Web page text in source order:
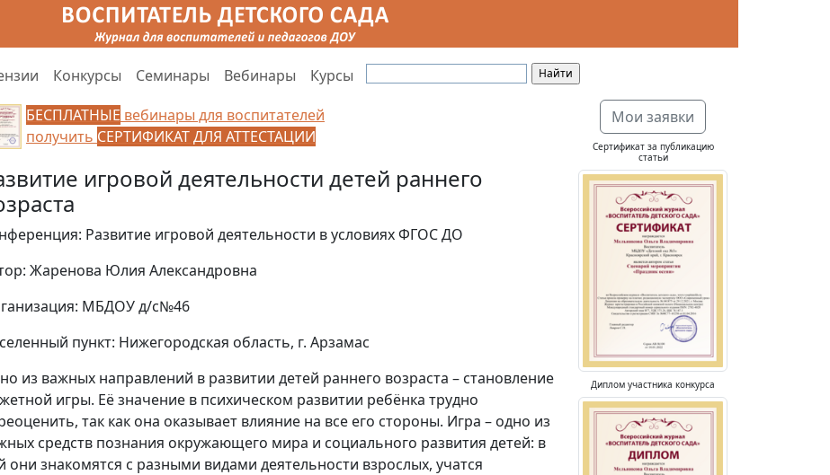
Конкурсы Семинары Вебинары Курсы
БЕСПЛАТНЫЕ вебинары для воспитателей
получить СЕРТИФИКАТ ДЛЯ АТТЕСТАЦИИ
игровой деятельности детей раннего
Развитие игровой деятельности в условиях ФГОС ДО
Жаренова Юлия Александровна
МБДОУ д/с№46
пункт: Нижегородская область, г. Арзамас
из важных направлений в развитии детей раннего возраста – становление
игры. Её значение в психическом развитии ребёнка трудно
так как она оказывает влияние на все его стороны. Игра – одно из
средств познания окружающего мира и социального развития детей: в
они знакомятся с разными видами деятельности взрослых, учатся
Мои заявки
Сертификат за публикацию
статьи
Диплом участника конкурса